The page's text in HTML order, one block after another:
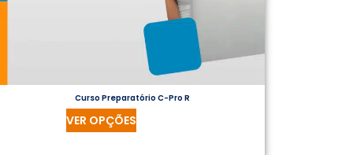
Curso Preparatório C-Pro R
VER OPÇÕES